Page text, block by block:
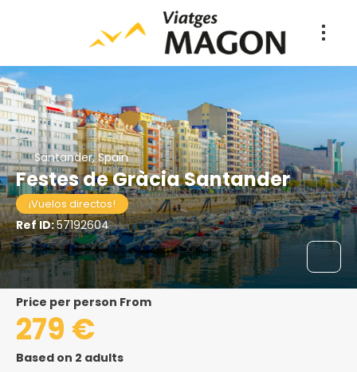
Santander, Spain
Festes de Gràcia Santander
¡Vuelos directos!
Ref ID:57192604
price per person From
279 €
Based on 2 adults